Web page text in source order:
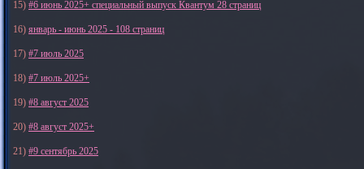
15) #6 июнь 2025+ специальный выпуск Квантум 28 страниц
16) январь - июнь 2025 - 108 страниц
17) #7 июль 2025
18) #7 июль 2025+
19) #8 август 2025
20) #8 август 2025+
21) #9 сентябрь 2025